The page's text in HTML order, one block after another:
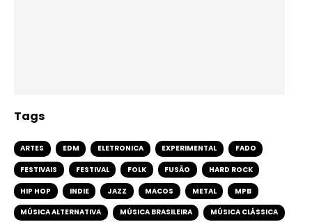
Tags
ARTES EDM ELETRONICA EXPERIMENTAL FADO
FESTIVAIS FESTIVAL FOLK FUSÃO HARD ROCK
HIP HOP INDIE JAZZ MACOS METAL MPB
MÚSICA ALTERNATIVA MÚSICA BRASILEIRA MÚSICA CLÁSSICA